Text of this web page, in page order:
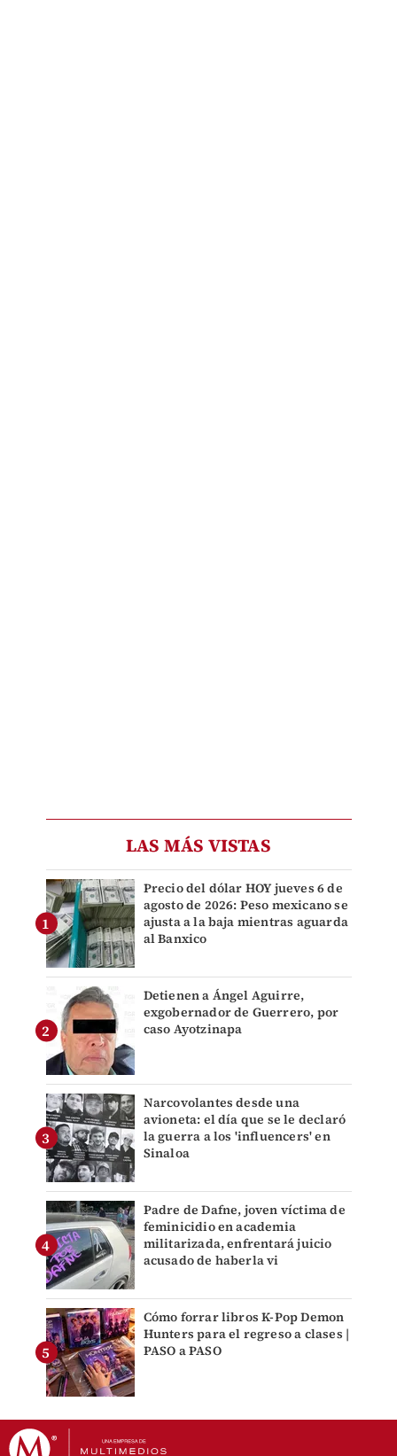
LAS MÁS VISTAS
Precio del dólar HOY jueves 6 de
agosto de 2026: Peso mexicano se
ajusta a la baja mientras aguarda
al Banxico
Detienen a Ángel Aguirre,
exgobernador de Guerrero, por
caso Ayotzinapa
Narcovolantes desde una
avioneta: el día que se le declaró
la guerra a los 'influencers' en
Sinaloa
Padre de Dafne, joven víctima de
feminicidio en academia
militarizada, enfrentará juicio
acusado de haberla vi
Cómo forrar libros K-Pop Demon
Hunters para el regreso a clases |
PASO a PASO